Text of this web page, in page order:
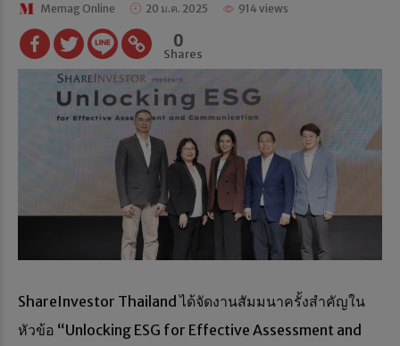
Memag Online 20 ม.ค. 2025 914 views
0
Shares
ShareInvestor Thailand ได้จัดงานสัมมนาครั้งสำคัญใน
หัวข้อ “Unlocking ESG for Effective Assessment and